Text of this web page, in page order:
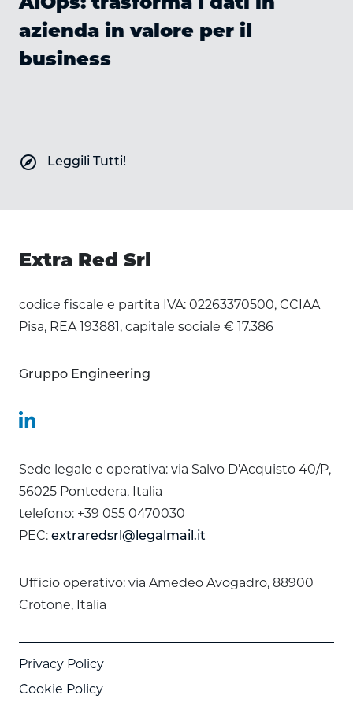
AIOps: trasforma i dati in
azienda in valore per il
business
explore Leggili Tutti!
Extra Red Srl
codice fiscale e partita IVA: 02263370500, CCIAA
Pisa, REA 193881, capitale sociale € 17.386
Gruppo Engineering
Sede legale e operativa: via Salvo D’Acquisto 40/P,
56025 Pontedera, Italia
telefono: +39 055 0470030
PEC: extraredsrl@legalmail.it
Ufficio operativo: via Amedeo Avogadro, 88900
Crotone, Italia
Privacy Policy
Cookie Policy